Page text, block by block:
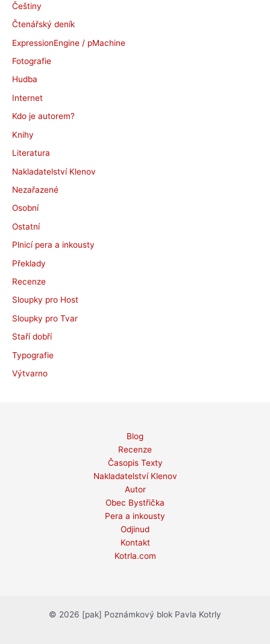
Češtiny
Čtenářský deník
ExpressionEngine / pMachine
Fotografie
Hudba
Internet
Kdo je autorem?
Knihy
Literatura
Nakladatelství Klenov
Nezařazené
Osobní
Ostatní
Plnicí pera a inkousty
Překlady
Recenze
Sloupky pro Host
Sloupky pro Tvar
Staří dobří
Typografie
Výtvarno
Blog
Recenze
Časopis Texty
Nakladatelství Klenov
Autor
Obec Bystřička
Pera a inkousty
Odjinud
Kontakt
Kotrla.com
© 2026 [pak] Poznámkový blok Pavla Kotrly